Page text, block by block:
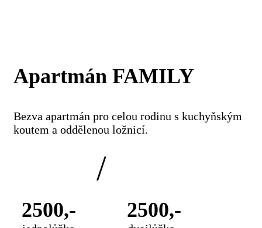
Apartmán FAMILY
Bezva apartmán pro celou rodinu s kuchyňským
koutem a oddělenou ložnicí.
2500,-
/
2500,-